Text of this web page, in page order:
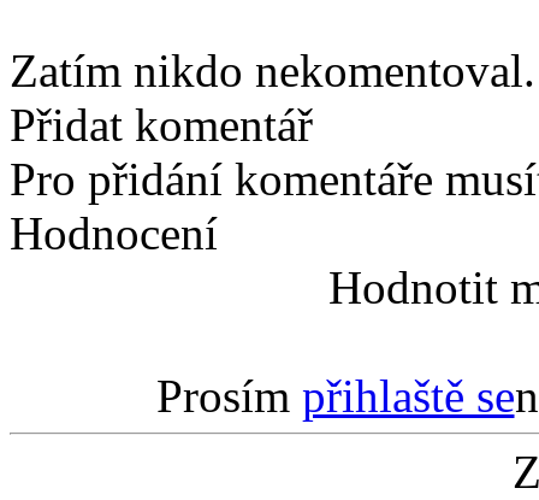
Zatím nikdo
Přidat komentář
Pro přidání komentáře
Hodnocení
Hodnotit
Prosím přihlaště se